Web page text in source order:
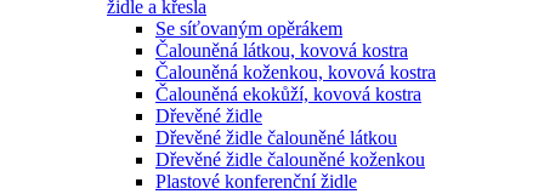
židle a křesla
Se síťovaným opěrákem
Čalouněná látkou, kovová kostra
Čalouněná koženkou, kovová kostra
Čalouněná ekokůží, kovová kostra
Dřevěné židle
Dřevěné židle čalouněné látkou
Dřevěné židle čalouněné koženkou
Plastové konferenční židle